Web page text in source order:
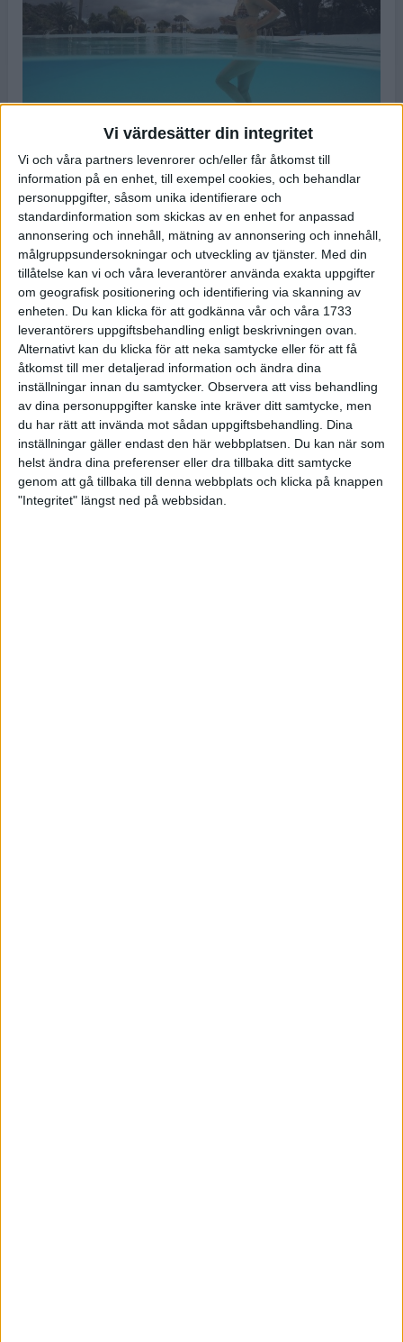
Vi värdesätter din integritet
Vi och våra partners levenrorer och/eller får åtkomst till
information på en enhet, till exempel cookies, och behandlar
personuppgifter, såsom unika identifierare och
standardinformation som skickas av en enhet for anpassad
annonsering och innehåll, mätning av annonsering och innehåll,
målgruppsundersokningar och utveckling av tjänster. Med din
tillåtelse kan vi och våra leverantörer använda exakta uppgifter
om geografisk positionering och identifiering via skanning av
enheten. Du kan klicka för att godkänna vår och våra 1733
leverantörers uppgiftsbehandling enligt beskrivningen ovan.
Alternativt kan du klicka för att neka samtycke eller för att få
åtkomst till mer detaljerad information och ändra dina
inställningar innan du samtycker. Observera att viss behandling
av dina personuppgifter kanske inte kräver ditt samtycke, men
du har rätt att invända mot sådan uppgiftsbehandling. Dina
inställningar gäller endast den här webbplatsen. Du kan när som
helst ändra dina preferenser eller dra tillbaka ditt samtycke
genom att gå tillbaka till denna webbplats och klicka på knappen
"Integritet" längst ned på webbsidan.
Studsa jämfota – hela kroppen ska ner under vattnet innan du
exploderar uppåt. 30 sekunder.